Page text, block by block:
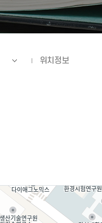
위치정보